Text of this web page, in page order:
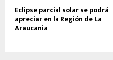
Eclipse parcial solar se podrá
apreciar en la Región de La
Araucania